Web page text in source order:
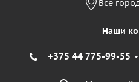
Все
Наши
+375 44 775-99-55